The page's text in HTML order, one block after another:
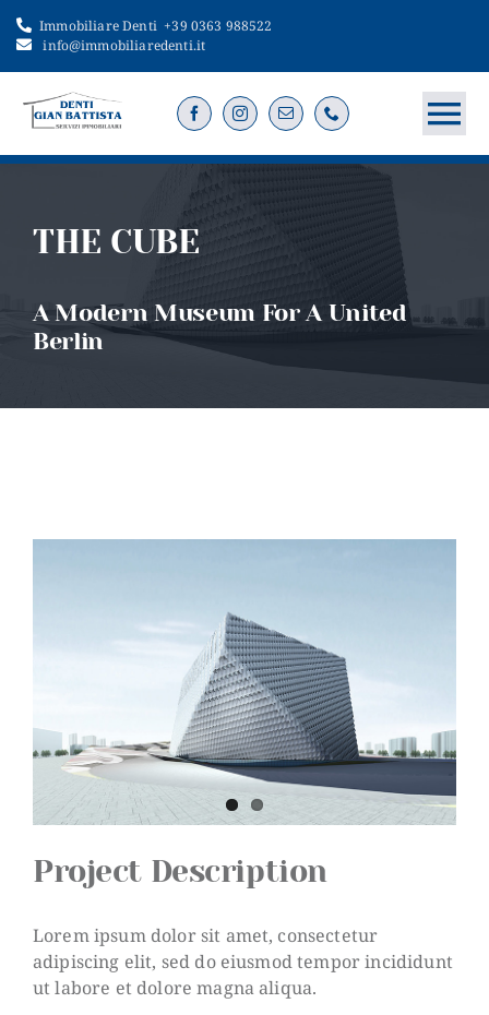
Salta
Immobiliare Denti+39 0363 988522
info@immobiliaredenti.it
Servizi
Immobili
THE CUBE
A Modern Museum For A United
Berlin
Project Description
Lorem ipsum dolor sit amet, consectetur
adipiscing elit, sed do eiusmod tempor incididunt
ut labore et dolore magna aliqua.